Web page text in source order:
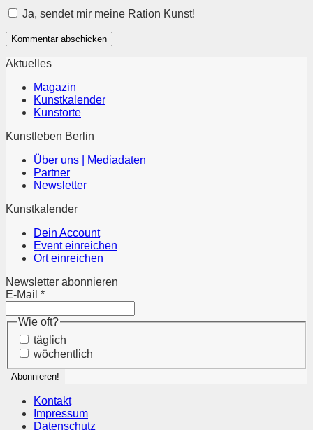
Ja, sendet mir meine Ration Kunst!
Aktuelles
Magazin
Kunstkalender
Kunstorte
Kunstleben Berlin
Über uns | Mediadaten
Partner
Newsletter
Kunstkalender
Dein Account
Event einreichen
Ort einreichen
Newsletter abonnieren
E-Mail *
Wie oft?
täglich
wöchentlich
Kontakt
Impressum
Datenschutz